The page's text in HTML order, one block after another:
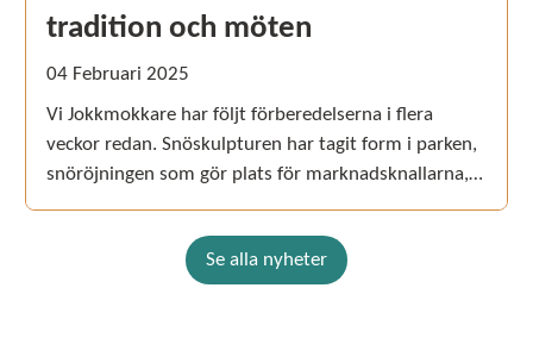
tradition och möten
04 Februari 2025
Vi Jokkmokkare har följt förberedelserna i flera
veckor redan. Snöskulpturen har tagit form i parken,
snöröjningen som gör plats för marknadsknallarna,
långväga gäster. Nu är marknadsveckan här, och vi
har årets livligaste dagar framför oss!
Se alla nyheter